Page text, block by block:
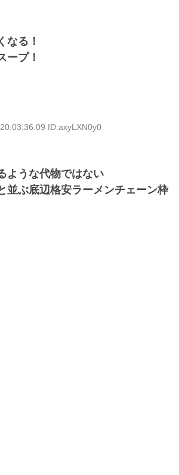
なる！
ープ！
ID:axyLXN0y0
ような代物ではない
並ぶ底辺格安ラーメンチェーン枠